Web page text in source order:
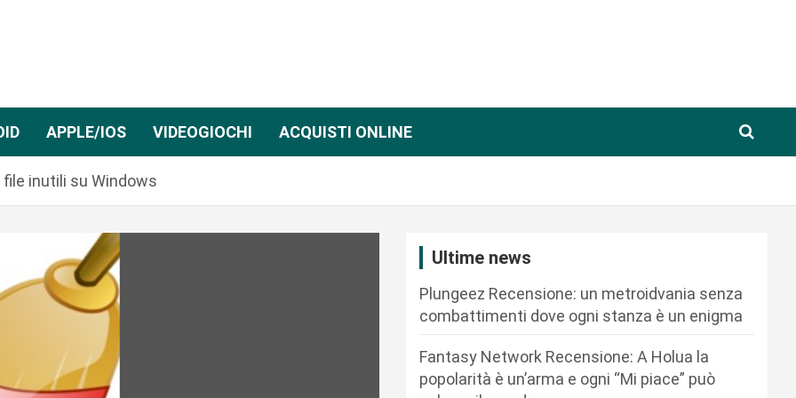
APPLE/IOS VIDEOGIOCHI ACQUISTI ONLINE
inutili su Windows
Ultime news
Plungeez Recensione: un metroidvania senza
combattimenti dove ogni stanza è un enigma
Fantasy Network Recensione: A Holua la
popolarità è un’arma e ogni “Mi piace” può